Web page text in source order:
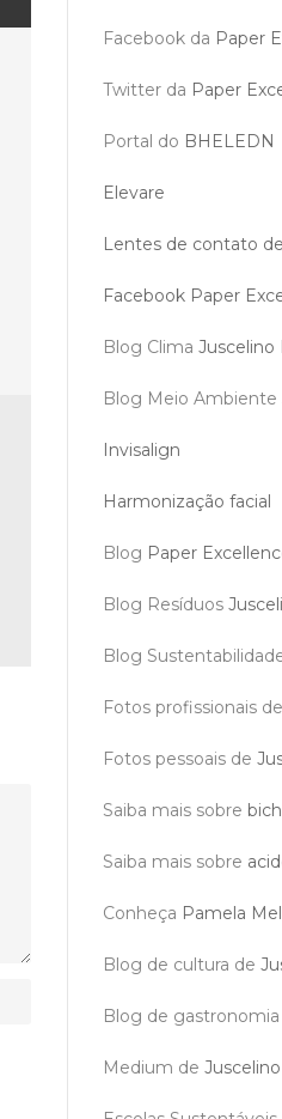
Facebook da Paper
Twitter da Paper
Portal do BHELEDN
Elevare
Lentes de contato
Facebook Paper
Blog ClimaJuscelino
Blog Meio Ambiente
Invisalign
Harmonização facial
Blog Paper
Blog Resíduos
Blog
Fotos profissionais
Fotos pessoais de
Saiba mais sobre
Saiba mais sobre
Conheça Pamela
Blog de cultura de
Blog de
Medium de